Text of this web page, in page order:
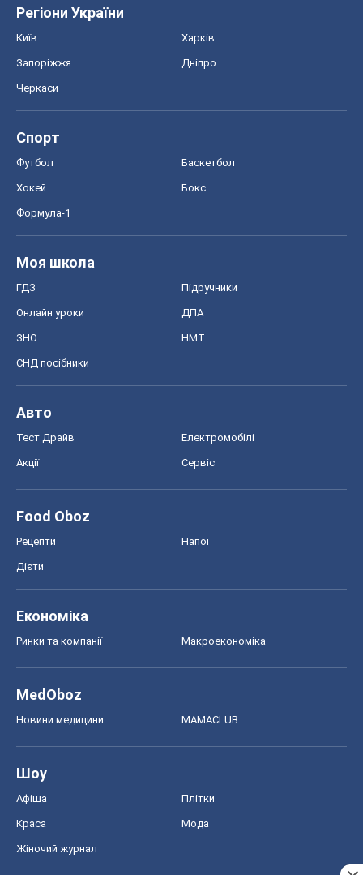
Регіони України
Київ Харків
Запоріжжя Дніпро
Черкаси
Спорт
Футбол Баскетбол
Хокей Бокс
Формула-1
Моя школа
ГДЗ Підручники
Онлайн уроки ДПА
ЗНО НМТ
СНД посібники
Авто
Тест Драйв Електромобілі
Акції Сервіс
Food Oboz
Рецепти Напої
Дієти
Економіка
Ринки та компанії Макроекономіка
MedOboz
Новини медицини MAMACLUB
Шоу
Афіша Плітки
Краса Мода
Жіночий журнал